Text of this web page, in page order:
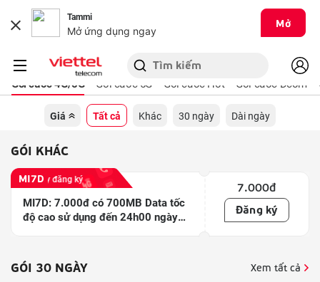
Tammi
Mở ứng dụng ngay
Mở
Trang chủ Di động Danh sách gói cước
Gói cước 4G/5G Gói cước 5G Gói cước Hot Gói cước Dcom
Giá Tất cả Khác 30 ngày Dài ngày
GÓI KHÁC
MI7D
24h ngày đăng ký
MI7D: 7.000đ có 700MB Data tốc
độ cao sử dụng đến 24h00 ngày
7.000đ
Đăng ký
GÓI 30 NGÀY Xem tất cả